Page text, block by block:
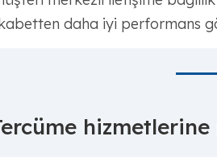
daha iyi performans
hizmetlerine